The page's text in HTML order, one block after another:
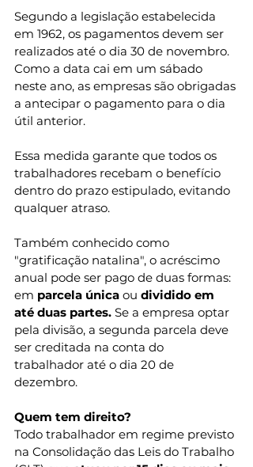
Segundo a legislação estabelecida
em 1962, os pagamentos devem ser
realizados até o dia 30 de novembro.
Como a data cai em um sábado
neste ano, as empresas são obrigadas
a antecipar o pagamento para o dia
útil anterior.
Essa medida garante que todos os
trabalhadores recebam o benefício
dentro do prazo estipulado, evitando
qualquer atraso.
Também conhecido como
"gratificação natalina", o acréscimo
anual pode ser pago de duas formas:
em parcela única ou dividido em
até duas partes. Se a empresa optar
pela divisão, a segunda parcela deve
ser creditada na conta do
trabalhador até o dia 20 de
dezembro.
Quem tem direito?
Todo trabalhador em regime previsto
na Consolidação das Leis do Trabalho